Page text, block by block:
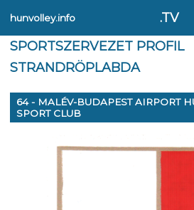
hunvolley.info .TV
SPORTSZERVEZET PROFIL
STRANDRÖPLABDA
64 - MALÉV-BUDAPEST AIRPORT
SPORT CLUB